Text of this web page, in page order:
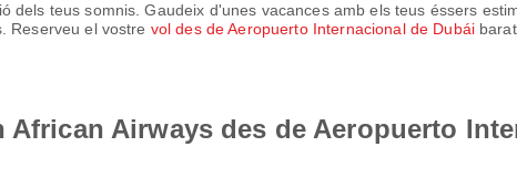
dels teus somnis. Gaudeix d'unes vacances amb els teus éssers
Reserveu el vostre vol des de Aeropuerto Internacional de Dubáibarat
Airways des de Aeropuerto